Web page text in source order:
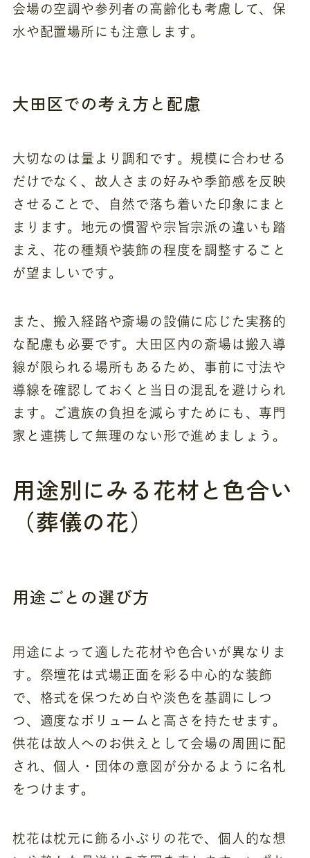
会場の空調や参列者の高齢化も考慮して、保
水や配置場所にも注意します。
大田区での考え方と配慮
大切なのは量より調和です。規模に合わせる
だけでなく、故人さまの好みや季節感を反映
させることで、自然で落ち着いた印象にまと
まります。地元の慣習や宗旨宗派の違いも踏
まえ、花の種類や装飾の程度を調整すること
が望ましいです。
また、搬入経路や斎場の設備に応じた実務的
な配慮も必要です。大田区内の斎場は搬入導
線が限られる場所もあるため、事前に寸法や
導線を確認しておくと当日の混乱を避けられ
ます。ご遺族の負担を減らすためにも、専門
家と連携して無理のない形で進めましょう。
用途別にみる花材と色合い
（葬儀の花）
用途ごとの選び方
用途によって適した花材や色合いが異なりま
す。祭壇花は式場正面を彩る中心的な装飾
で、格式を保つため白や淡色を基調にしつ
つ、適度なボリュームと高さを持たせます。
供花は故人へのお供えとして会場の周囲に配
され、個人・団体の意図が分かるように名札
をつけます。
枕花は枕元に飾る小ぶりの花で、個人的な想